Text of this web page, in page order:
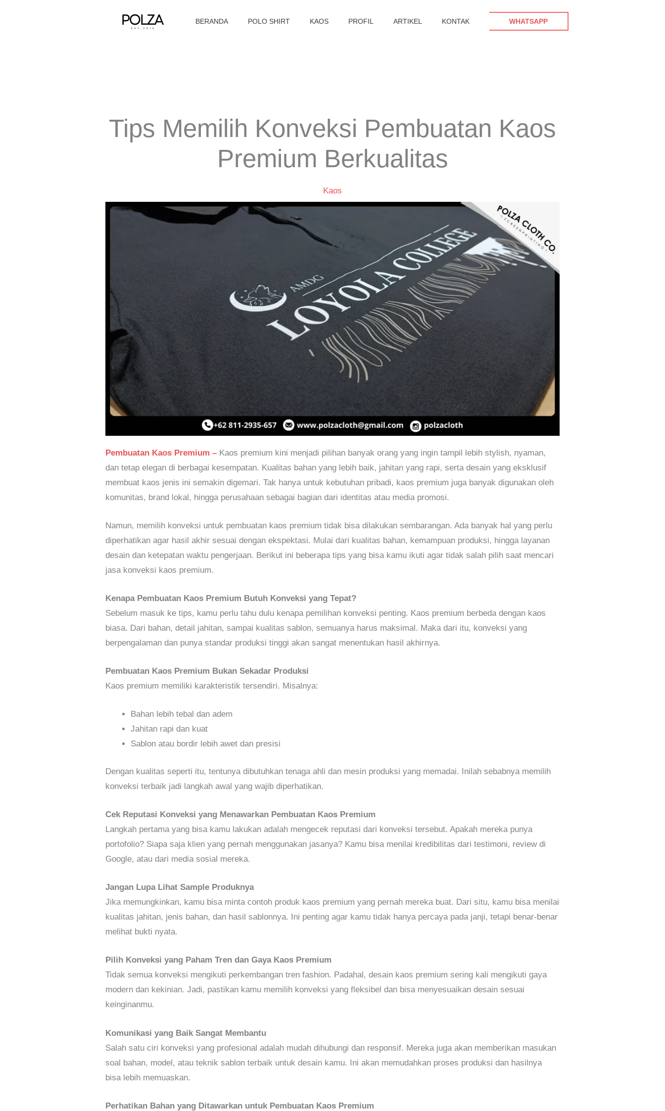
BERANDA POLO SHIRT KAOS PROFIL ARTIKEL KONTAK WHATSAPP
Tips Memilih Konveksi Pembuatan Kaos
Premium Berkualitas
Kaos
Pembuatan Kaos Premium – Kaos premium kini menjadi pilihan banyak orang yang ingin tampil lebih stylish, nyaman,
dan tetap elegan di berbagai kesempatan. Kualitas bahan yang lebih baik, jahitan yang rapi, serta desain yang eksklusif
membuat kaos jenis ini semakin digemari. Tak hanya untuk kebutuhan pribadi, kaos premium juga banyak digunakan oleh
komunitas, brand lokal, hingga perusahaan sebagai bagian dari identitas atau media promosi.
Namun, memilih konveksi untuk pembuatan kaos premium tidak bisa dilakukan sembarangan. Ada banyak hal yang perlu
diperhatikan agar hasil akhir sesuai dengan ekspektasi. Mulai dari kualitas bahan, kemampuan produksi, hingga layanan
desain dan ketepatan waktu pengerjaan. Berikut ini beberapa tips yang bisa kamu ikuti agar tidak salah pilih saat mencari
jasa konveksi kaos premium.
Kenapa Pembuatan Kaos Premium Butuh Konveksi yang Tepat?
Sebelum masuk ke tips, kamu perlu tahu dulu kenapa pemilihan konveksi penting. Kaos premium berbeda dengan kaos
biasa. Dari bahan, detail jahitan, sampai kualitas sablon, semuanya harus maksimal. Maka dari itu, konveksi yang
berpengalaman dan punya standar produksi tinggi akan sangat menentukan hasil akhirnya.
Pembuatan Kaos Premium Bukan Sekadar Produksi
Kaos premium memiliki karakteristik tersendiri. Misalnya:
Bahan lebih tebal dan adem
Jahitan rapi dan kuat
Sablon atau bordir lebih awet dan presisi
Dengan kualitas seperti itu, tentunya dibutuhkan tenaga ahli dan mesin produksi yang memadai. Inilah sebabnya memilih
konveksi terbaik jadi langkah awal yang wajib diperhatikan.
Cek Reputasi Konveksi yang Menawarkan Pembuatan Kaos Premium
Langkah pertama yang bisa kamu lakukan adalah mengecek reputasi dari konveksi tersebut. Apakah mereka punya
portofolio? Siapa saja klien yang pernah menggunakan jasanya? Kamu bisa menilai kredibilitas dari testimoni, review di
Google, atau dari media sosial mereka.
Jangan Lupa Lihat Sample Produknya
Jika memungkinkan, kamu bisa minta contoh produk kaos premium yang pernah mereka buat. Dari situ, kamu bisa menilai
kualitas jahitan, jenis bahan, dan hasil sablonnya. Ini penting agar kamu tidak hanya percaya pada janji, tetapi benar-benar
melihat bukti nyata.
Pilih Konveksi yang Paham Tren dan Gaya Kaos Premium
Tidak semua konveksi mengikuti perkembangan tren fashion. Padahal, desain kaos premium sering kali mengikuti gaya
modern dan kekinian. Jadi, pastikan kamu memilih konveksi yang fleksibel dan bisa menyesuaikan desain sesuai
keinginanmu.
Komunikasi yang Baik Sangat Membantu
Salah satu ciri konveksi yang profesional adalah mudah dihubungi dan responsif. Mereka juga akan memberikan masukan
soal bahan, model, atau teknik sablon terbaik untuk desain kamu. Ini akan memudahkan proses produksi dan hasilnya
bisa lebih memuaskan.
Perhatikan Bahan yang Ditawarkan untuk Pembuatan Kaos Premium